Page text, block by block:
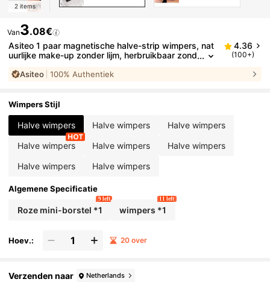
2 items
Van3.08€
Asiteo 1 paar magnetische halve-strip wimpers, nat
uurlijke make-up zonder lijm, herbruikbaar zond
voor dagelijks, feest, vakanties en Eid, geschikt voo
4.36
(100+)
Asiteo 100% Authentiek
Wimpers Stijl
Halve wimpers Halve wimpers Halve wimpers
Halve wimpers Halve wimpers Halve wimpers
Halve wimpers Halve wimpers
Algemene Specificatie
Roze mini-borstel *1
9 left
wimpers *1
11 left
Hoev.: 20 over
Verzenden naar Netherlands